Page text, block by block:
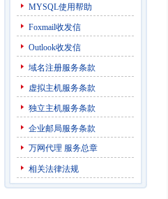
MYSQL使用帮助
Foxmail收发信
Outlook收发信
域名注册服务条款
虚拟主机服务条款
独立主机服务条款
企业邮局服务条款
万网代理 服务总章
相关法律法规